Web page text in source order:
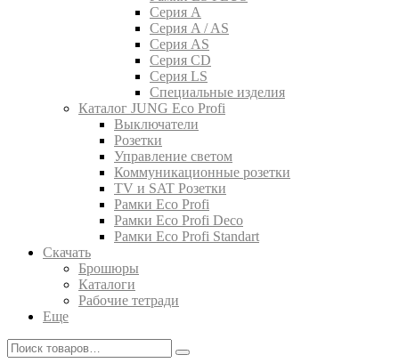
Серия A
Серия A / AS
Серия AS
Серия CD
Серия LS
Специальные изделия
Каталог JUNG Eco Profi
Выключатели
Розетки
Управление светом
Коммуникационные розетки
TV и SAT Розетки
Рамки Eco Profi
Рамки Eco Profi Deco
Рамки Eco Profi Standart
Скачать
Брошюры
Каталоги
Рабочие тетради
Еще